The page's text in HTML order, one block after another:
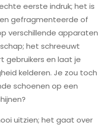
eerste indruk; het is
gefragmenteerde of
verschillende apparaten
het schreeuwt
gebruikers en laat je
kelderen. Je zou toch
schoenen op een
uitzien; het gaat over